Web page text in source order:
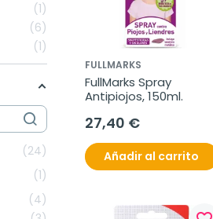
1
6
1
24
1
4
FULLMARKS
FullMarks Spray
Antipiojos, 150ml.
27,40 €
Añadir al carrito